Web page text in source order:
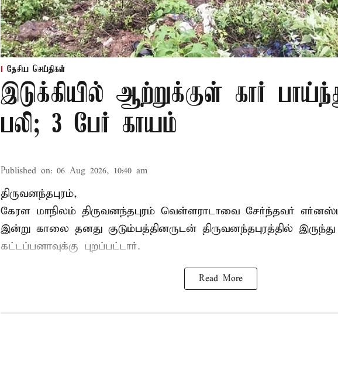
தேசிய செய்திகள்
இடுக்கியில் ஆற்றுக்குள் கார்
பலி; 3 பேர் காயம்
Published on: 06 Aug 2026, 10:40 am
திருவனந்தபுரம்,
கேரள மாநிலம் திருவனந்தபுரம் வெள்ளராடாவை சேர்ந்தவர்
இன்று காலை தனது குடும்பத்தினருடன் திருவனந்தபுரத்தில் இருந்து
கட்டப்பனாவுக்கு புறப்பட்டார்.
Read More